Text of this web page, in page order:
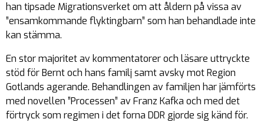
han tipsade Migrationsverket om att åldern på vissa av
”ensamkommande flyktingbarn” som han behandlade inte
kan stämma.
En stor majoritet av kommentatorer och läsare uttryckte
stöd för Bernt och hans familj samt avsky mot Region
Gotlands agerande. Behandlingen av familjen har jämförts
med novellen ”Processen” av Franz Kafka och med det
förtryck som regimen i det forna DDR gjorde sig känd för.